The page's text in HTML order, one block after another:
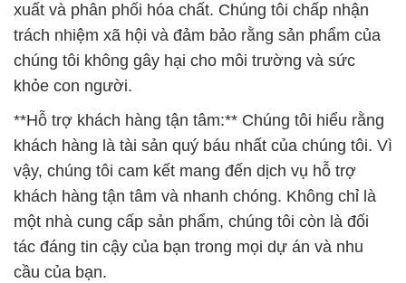
xuất và phân phối hóa chất. Chúng tôi chấp nhận
trách nhiệm xã hội và đảm bảo rằng sản phẩm của
chúng tôi không gây hại cho môi trường và sức
khỏe con người.
**Hỗ trợ khách hàng tận tâm:** Chúng tôi hiểu rằng
khách hàng là tài sản quý báu nhất của chúng tôi. Vì
vậy, chúng tôi cam kết mang đến dịch vụ hỗ trợ
khách hàng tận tâm và nhanh chóng. Không chỉ là
một nhà cung cấp sản phẩm, chúng tôi còn là đối
tác đáng tin cậy của bạn trong mọi dự án và nhu
cầu của bạn.